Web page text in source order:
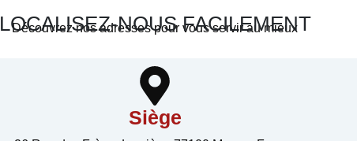
LOCALISEZ-NOUS FACILEMENT
Découvrez nos adresses pour vous servir au mieux
Siège